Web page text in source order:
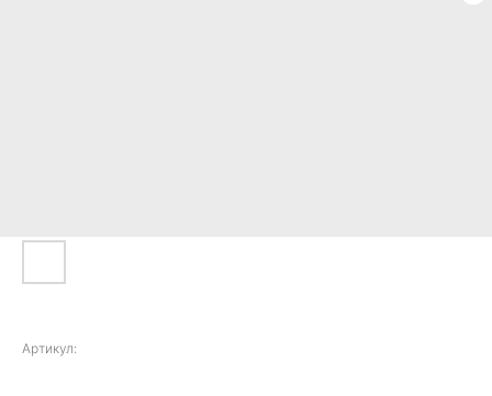
Артикул: